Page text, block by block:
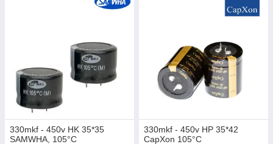
330mkf - 450v HK 35*35
SAMWHA, 105°C
330mkf - 450v HP 35*42
CapXon 105°C